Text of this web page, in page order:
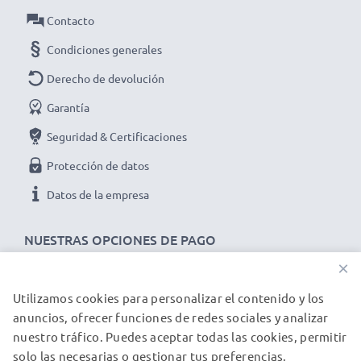
NUESTRAS OPCIONES DE PAGO
Contacto
Condiciones generales
Derecho de devolución
Garantía
Seguridad & Certificaciones
Protección de datos
Datos de la empresa
NUESTROS PARTNERS DE ENVÍO
×
Utilizamos cookies para personalizar el contenido y los
anuncios, ofrecer funciones de redes sociales y analizar
nuestro tráfico. Puedes aceptar todas las cookies, permitir
solo las necesarias o gestionar tus preferencias.